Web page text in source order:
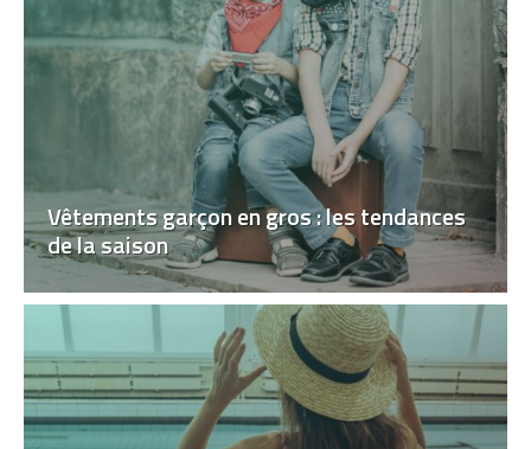
Vêtements garçon en gros : les tendances
de la saison